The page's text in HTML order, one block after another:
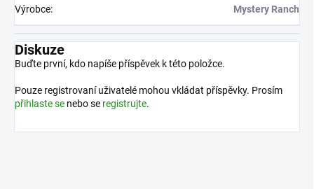
Výrobce: Mystery Ranch
Diskuze
Buďte první, kdo napíše příspěvek k této položce.
Pouze registrovaní uživatelé mohou vkládat příspěvky. Prosím
přihlaste se nebo se registrujte.